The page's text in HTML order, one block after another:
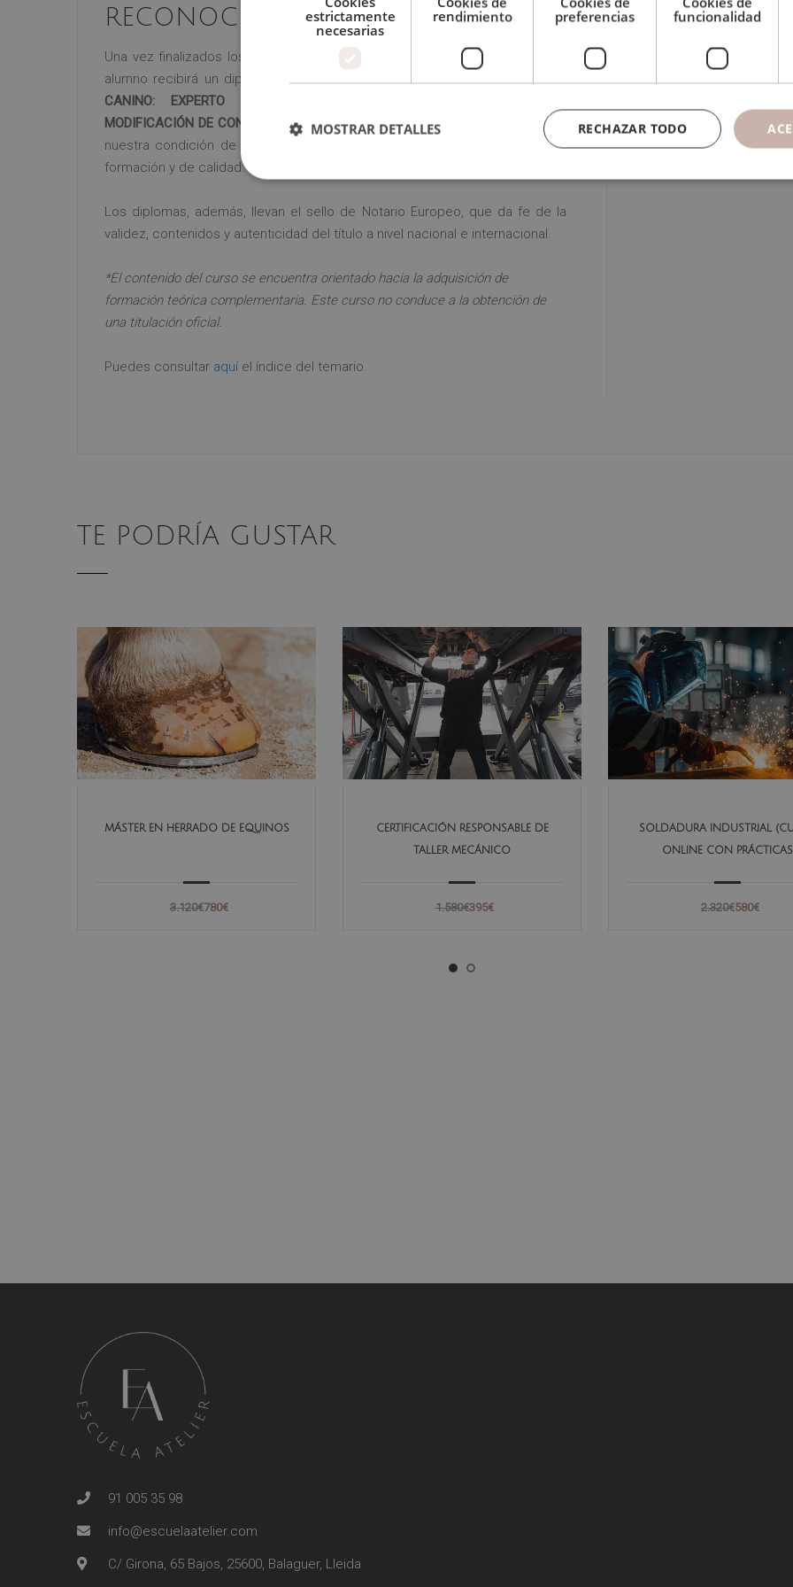
RECONOCIMIENTO
Una vez finalizados los estudios y superadas las pruebas de evaluación, el
alumno recibirá un diploma que certifica el “MÁSTER DE ADIESTRAMIENTO
CANINO: EXPERTO EN ENCANTADOR DE PERROS, PSICOLOGÍA Y
MODIFICACIÓN DE CONDUCTA CANINA”, de la ESCUELA ATELIER, avalada por
nuestra condición de socios de la CECAP, máxima institución española en
formación y de calidad.
Los diplomas, además, llevan el sello de Notario Europeo, que da fe de la
validez, contenidos y autenticidad del título a nivel nacional e internacional.
*El contenido del curso se encuentra orientado hacia la adquisición de
formación teórica complementaria. Este curso no conduce a la obtención de
una titulación oficial.
Puedes consultar aquí el índice del temario.
TE PODRÍA GUSTAR
MÁSTER EN HERRADO DE EQUINOS
3.120€780€
CERTIFICACIÓN RESPONSABLE DE
TALLER MECÁNICO
1.580€395€
SOLDADURA INDUSTRIAL
ONLINE CON PRÁCTICAS
2.320€580€
91 005 35 98
info@escuelaatelier.com
C/ Girona, 65 Bajos, 25600, Balaguer, Lleida
estrictamente
necesarias
rendimiento
preferencias
funcionalidad
RECHAZAR TODO
MOSTRAR DETALLES